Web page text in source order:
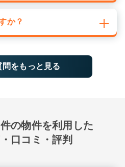
か？
問をもっと見る
の物件を利用した
口コミ・評判